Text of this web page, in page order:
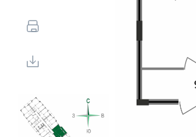
Свои Люди
Офис продаж
Работа
О компании